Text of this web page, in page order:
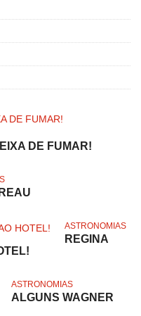
DE FUMAR!
ASTRONOMIAS
REGINA
ASTRONOMIAS
ALGUNS WAGNER